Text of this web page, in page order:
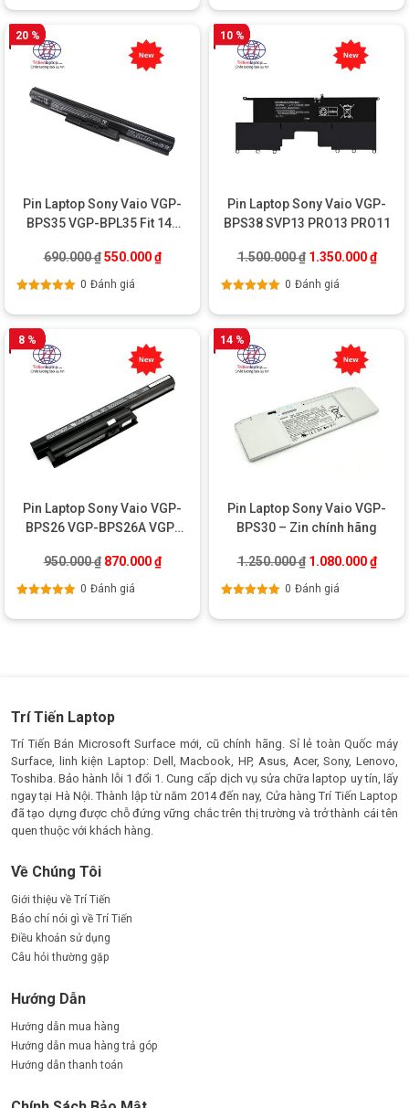
20 %
Pin Laptop Sony Vaio VGP-
BPS35 VGP-BPL35 Fit 14E
690.000₫ Giá gốc là: 690.000 ₫.
550.000₫Giá hiện tại là: 550.000 ₫.
0 Đánh giá
10 %
Pin Laptop Sony Vaio VGP-
BPS38 SVP13 PRO13 PRO11
1.500.000₫ Giá gốc là:
1.350.000₫Giá
0 Đánh giá
8 %
Pin Laptop Sony Vaio VGP-
BPS26 VGP-BPS26A VGP-
950.000₫ Giá gốc là: 950.000 ₫.
870.000₫Giá hiện tại là: 870.000 ₫.
0 Đánh giá
14 %
Pin Laptop Sony Vaio VGP-
BPS30 – Zin chính hãng
1.250.000₫ Giá gốc là:
1.080.000₫Giá
0 Đánh giá
Trí Tiến Laptop
Trí Tiến Bán Microsoft Surface mới, cũ chính hãng. Sỉ lẻ toàn Quốc máy
Surface, linh kiện Laptop: Dell, Macbook, HP, Asus, Acer, Sony, Lenovo,
Toshiba. Bảo hành lỗi 1 đổi 1. Cung cấp dịch vụ sửa chữa laptop uy tín, lấy
ngay tại Hà Nội. Thành lập từ năm 2014 đến nay, Cửa hàng Trí Tiến Laptop
đã tạo dựng được chỗ đứng vững chắc trên thị trường và trở thành cái tên
quen thuộc với khách hàng.
Về Chúng Tôi
Giới thiệu về Trí Tiến
Báo chí nói gì về Trí Tiến
Điều khoản sử dụng
Câu hỏi thường gặp
Hướng Dẫn
Hướng dẫn mua hàng
Hướng dẫn mua hàng trả góp
Hướng dẫn thanh toán